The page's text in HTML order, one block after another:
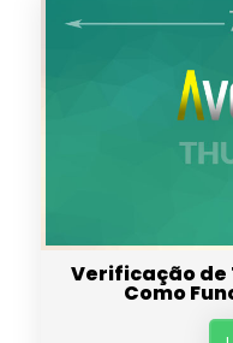
Verificação de
Como